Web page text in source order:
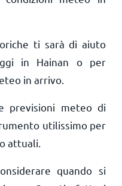
ti sarà di aiuto
in Hainan o per
in arrivo.
previsioni meteo di
utilissimo per
attuali.
quando si